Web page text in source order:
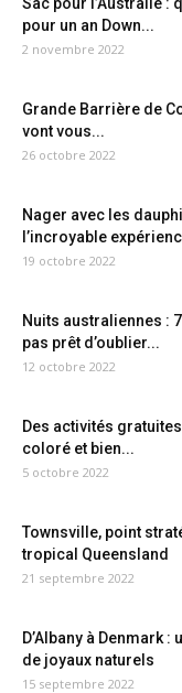
pour un an Down...
2 novembre 2022
Grande Barrière de
vont vous...
26 octobre 2022
Nager avec les
l’incroyable
19 octobre 2022
Nuits australiennes :
pas prêt d’oublier...
12 octobre 2022
Des activités
coloré et bien...
5 octobre 2022
Townsville, point
tropical Queensland
21 septembre 2022
D’Albany à Denmark
de joyaux naturels
15 septembre 2022